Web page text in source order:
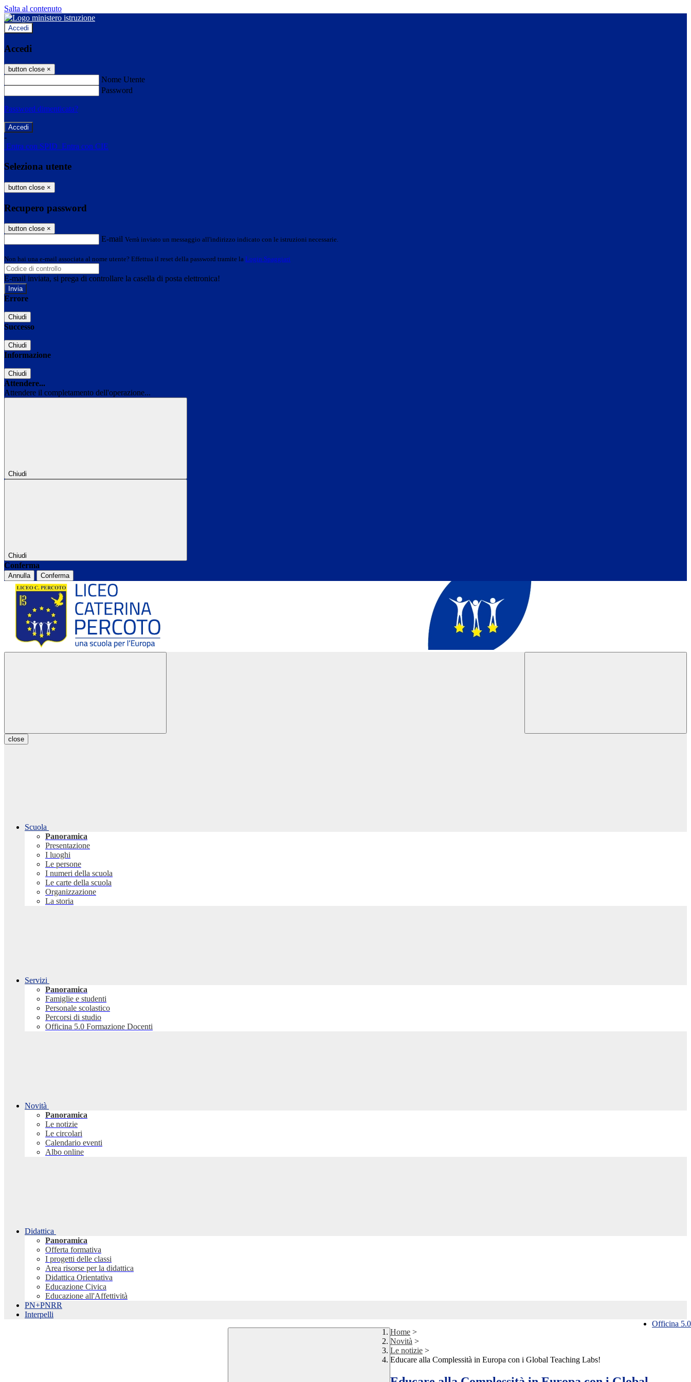
Salta al contenuto
Accedi
Accedi
button close ×
Nome Utente
Password
Password dimenticata?
-
Entra con SPID Entra con CIE
Seleziona utente
button close ×
Recupero password
button close ×
E-mail Verrà inviato un messaggio all'indirizzo indicato con le istruzioni necessarie.
Non hai una e-mail associata al nome utente? Effettua il reset della password tramite la Login Spaggiari
E-mail inviata, si prega di controllare la casella di posta elettronica!
Errore
Chiudi
Successo
Chiudi
Informazione
Chiudi
Attendere...
Attendere il completamento dell'operazione...
Chiudi
Chiudi
Conferma
Annulla Conferma
close
Scuola
Panoramica
Presentazione
I luoghi
Le persone
I numeri della scuola
Le carte della scuola
Organizzazione
La storia
Servizi
Panoramica
Famiglie e studenti
Personale scolastico
Percorsi di studio
Officina 5.0 Formazione Docenti
Novità
Panoramica
Le notizie
Le circolari
Calendario eventi
Albo online
Didattica
Panoramica
Offerta formativa
I progetti delle classi
Area risorse per la didattica
Didattica Orientativa
Educazione Civica
Educazione all'Affettività
PN+PNRR
Interpelli
Officina 5.0
Home >
Novità >
Le notizie >
Educare alla Complessità in Europa con i Global Teaching Labs!